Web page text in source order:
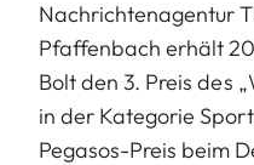
Nachrichtenagentur
Pfaffenbach erhält
Bolt den 3. Preis des
in der Kategorie
Pegasos-Preis beim